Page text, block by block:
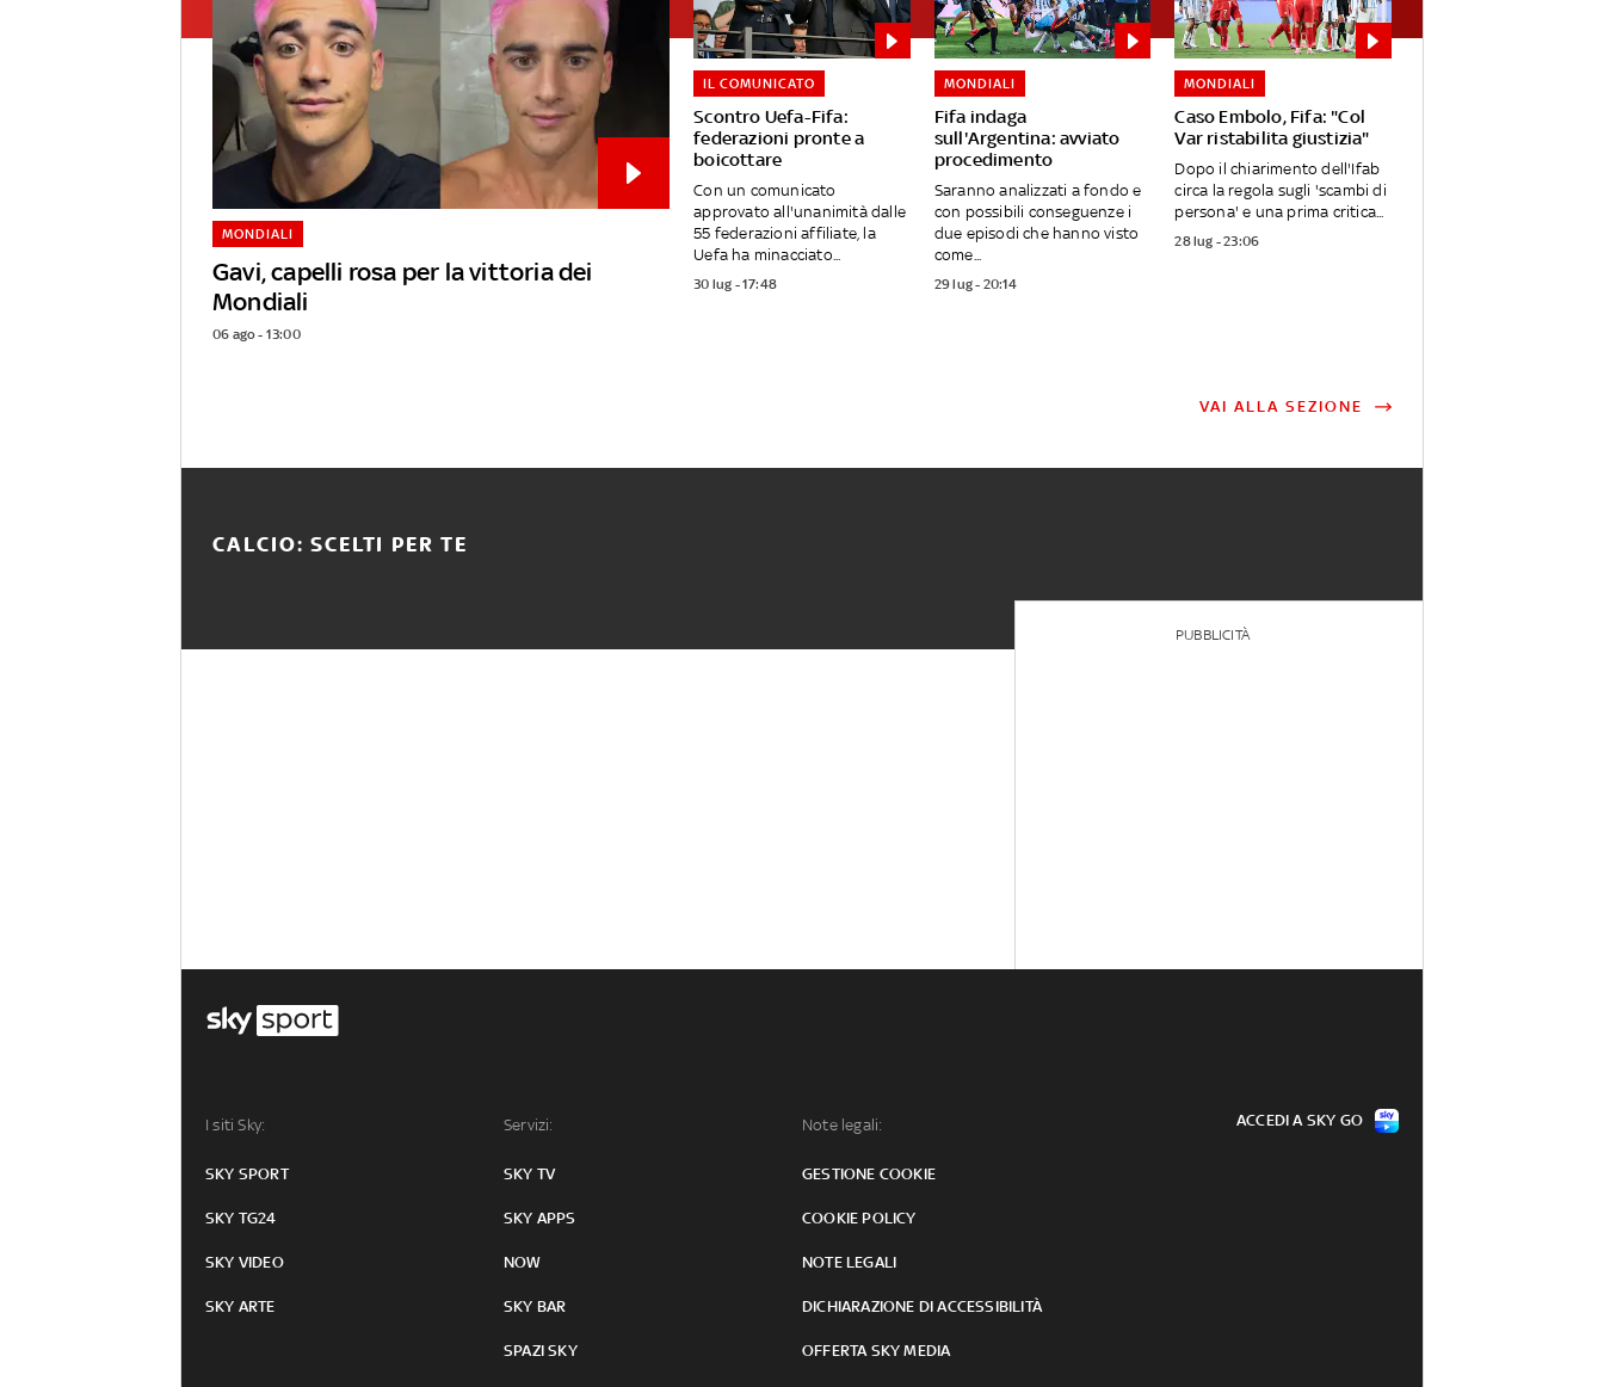
Gavi, capelli rosa per la vittoria dei
Mondiali
MONDIALI
06 ago - 13:00
Scontro Uefa-Fifa:
federazioni pronte a
boicottare
IL COMUNICATO
Con un comunicato
approvato all'unanimità dalle
55 federazioni affiliate, la
Uefa ha minacciato...
30 lug - 17:48
Fifa indaga
sull'Argentina: avviato
procedimento
MONDIALI
Saranno analizzati a fondo e
con possibili conseguenze i
due episodi che hanno visto
come...
29 lug - 20:14
Caso Embolo, Fifa: "Col
Var ristabilita giustizia"
MONDIALI
Dopo il chiarimento dell'Ifab
circa la regola sugli 'scambi di
persona' e una prima critica...
28 lug - 23:06
VAI ALLA SEZIONE
CALCIO: SCELTI PER TE
PUBBLICITÀ
I siti Sky:
SKY SPORT
SKY TG24
SKY VIDEO
SKY ARTE
Servizi:
SKY TV
SKY APPS
NOW
SKY BAR
SPAZI SKY
Note legali:
GESTIONE COOKIE
COOKIE POLICY
NOTE LEGALI
DICHIARAZIONE DI ACCESSIBILITÀ
OFFERTA SKY MEDIA
ACCEDI A SKY GO